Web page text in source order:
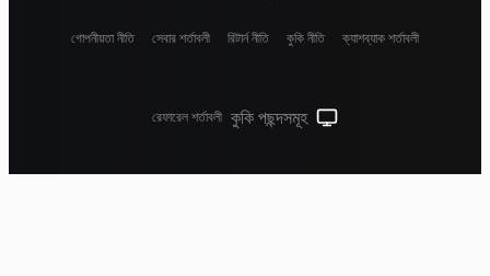
গোপনীয়তা নীতি সেবার শর্তাবলী রিটার্ন নীতি কুকি নীতি ক্যাশব্যাক শর্তাবলী
রেফারেল শর্তাবলী কুকি পছন্দসমূহ সিস্টেম থিম (লাইটের জন্য ক্লিক